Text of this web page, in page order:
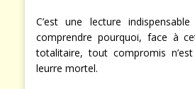
C’est une lecture
comprendre pourquoi, face à
totalitaire, tout compromis n’est
leurre mortel.